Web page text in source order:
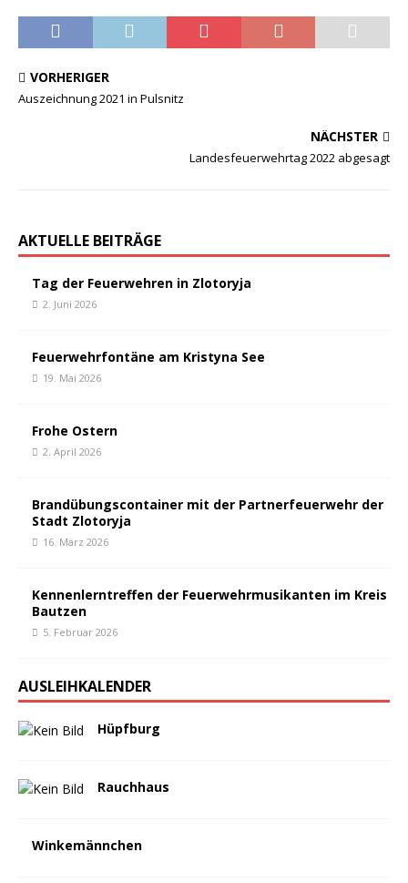
VORHERIGER
Auszeichnung 2021 in Pulsnitz
NÄCHSTER
Landesfeuerwehrtag 2022 abgesagt
AKTUELLE BEITRÄGE
Tag der Feuerwehren in Zlotoryja
2. Juni 2026
Feuerwehrfontäne am Kristyna See
19. Mai 2026
Frohe Ostern
2. April 2026
Brandübungscontainer mit der Partnerfeuerwehr der
Stadt Zlotoryja
16. März 2026
Kennenlerntreffen der Feuerwehrmusikanten im Kreis
Bautzen
5. Februar 2026
AUSLEIHKALENDER
Hüpfburg
Rauchhaus
Winkemännchen